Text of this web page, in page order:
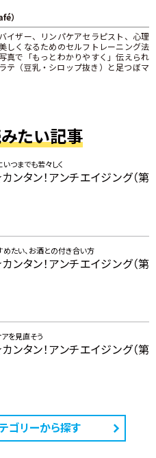
）
イザー、リンパケアセラピスト、心理
しくなるためのセルフトレーニング法
真で「もっとわかりやすく」伝えられ
テ（豆乳・シロップ抜き）と足つぼマ
たい記事
つまでも若々しく
タン！アンチエイジング（第
たい、お酒との付き合い方
タン！アンチエイジング（第
を見直そう
タン！アンチエイジング（第
ゴリーから探す